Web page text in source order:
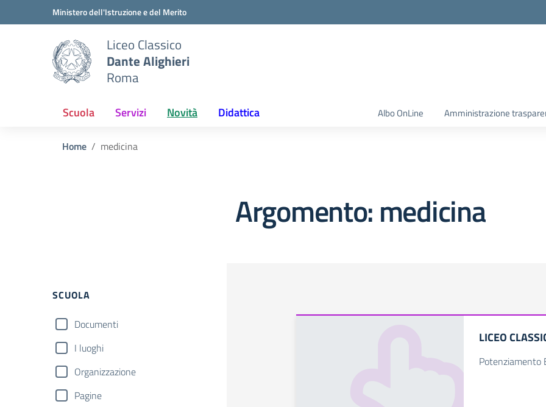
Vai ai contenuti
Vai al menu di navigazioneMinistero dell'Istruzione e del Merito
Liceo Classico
Dante Alighieri
Roma
Scuola Servizi Novità Didattica Albo OnLine Amministrazione
Home medicina
Argomento: medicina
Filtri
SCUOLA
Documenti
I luoghi
Organizzazione
Pagine
LICEO
Potenziamento